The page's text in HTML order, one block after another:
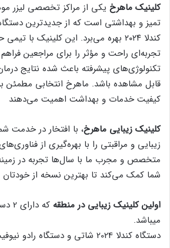
کلینیک ماهرخ یکی از مراکز تخصصی لیزر
تمیز و بهداشتی است که از جدیدترین
کندلا ۲۰۲۴ بهره می‌برد. این کلینیک با
تجربه‌ای راحت و مؤثر را برای مراجعین
تکنولوژی‌های پیشرفته باعث شده نتایج
قابل مشاهده باشد. ماهرخ انتخابی مطمئن
کیفیت خدمات و بهداشت اهمیت می‌دهند
کلینیک زیبایی ماهرخ، با افتخار در خدمت
زیبایی و مراقبتی را با بهره‌گیری از
متخصص و مجرب ما با سال‌ها تجربه در زمینه
شما کمک می‌کند تا بهترین نسخه از خودتان
اولین کلینیک زیبایی در منطقه
میباشد.
دستگاه کندلا 2024 شاتی و دستگاه رادو نیوفیس